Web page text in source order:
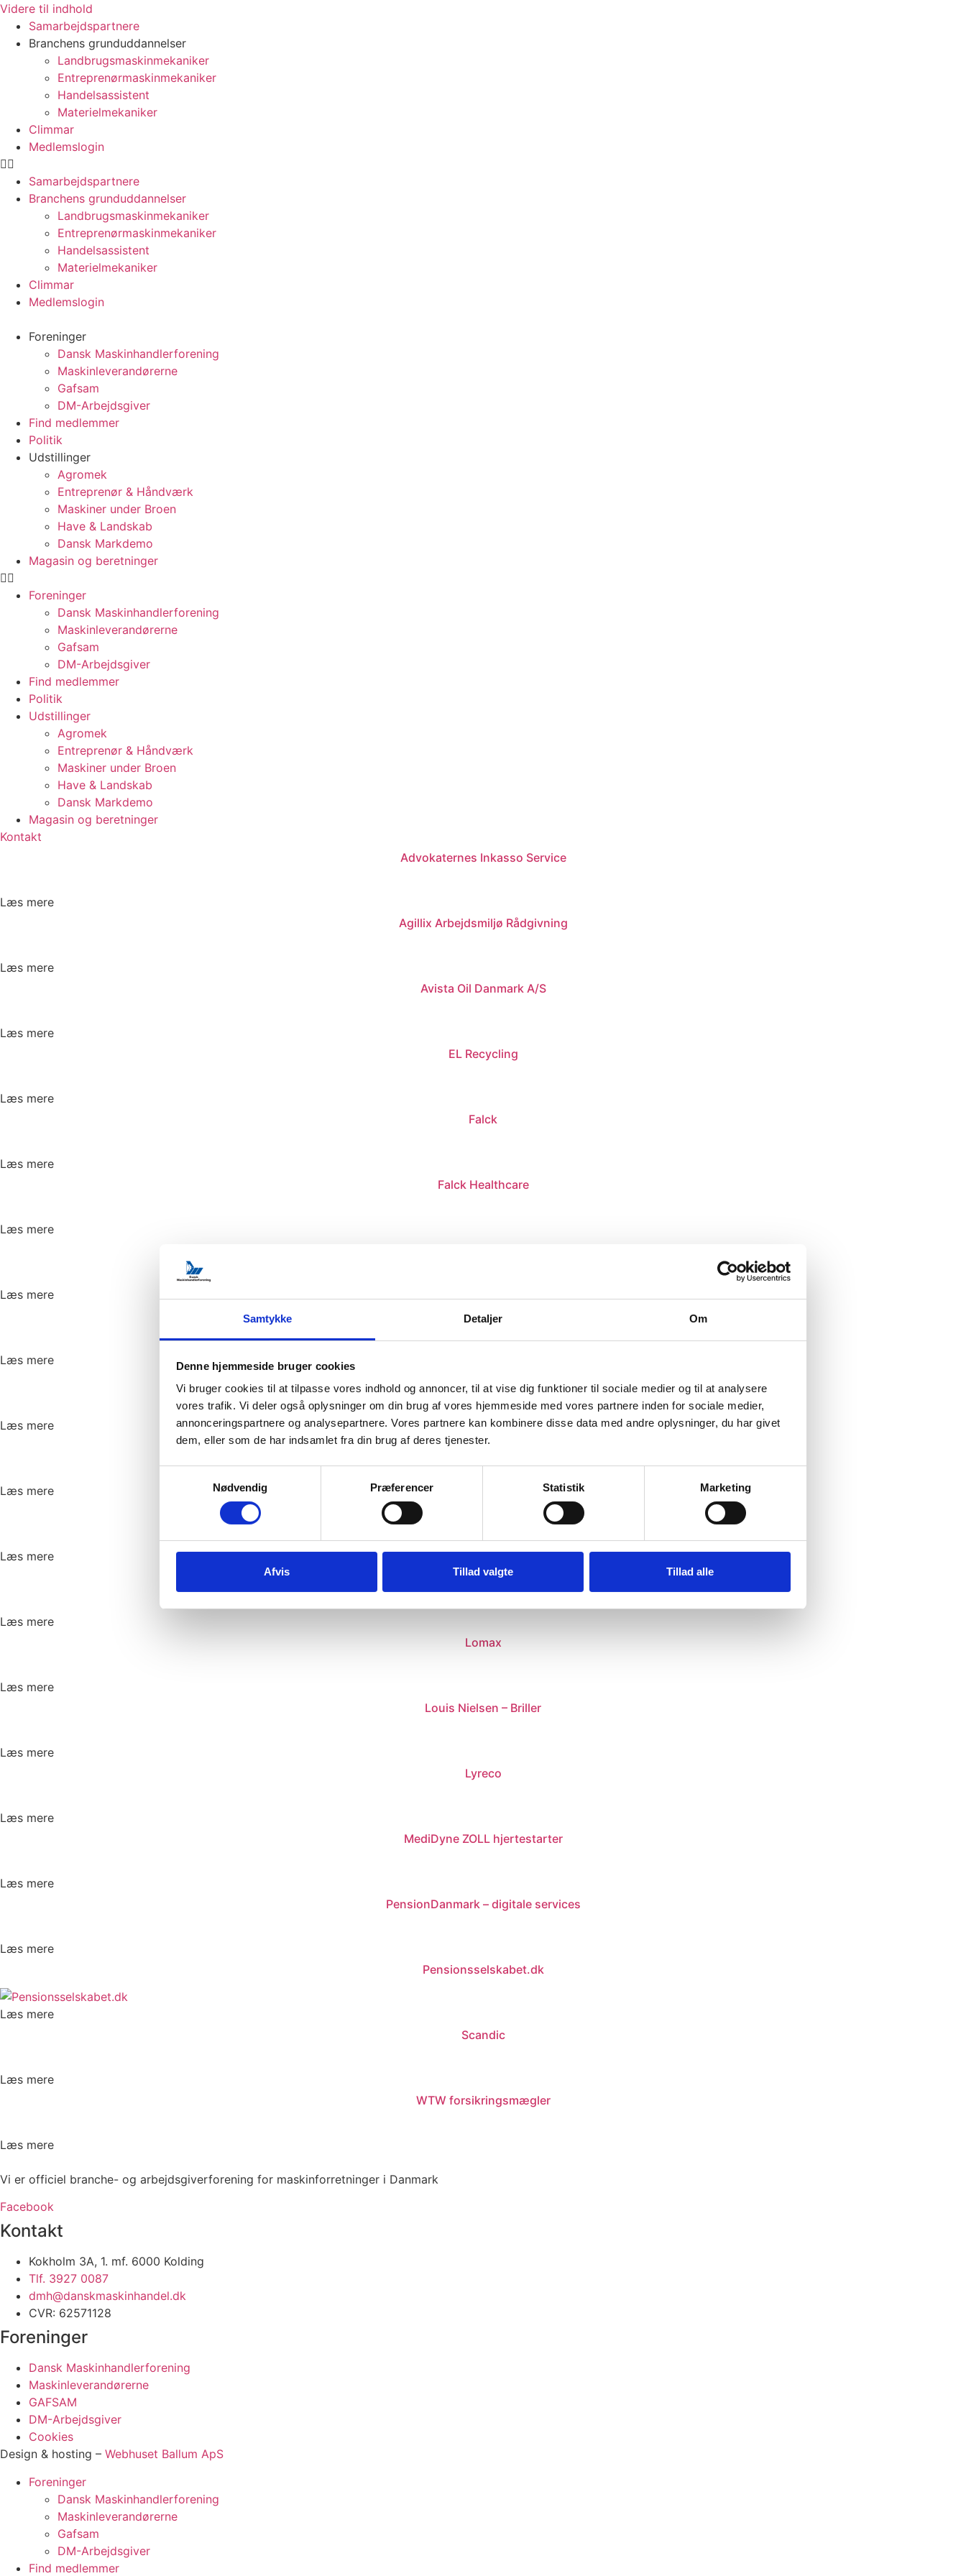
Samtykke Detaljer Om
Denne hjemmeside bruger cookies
Vi bruger cookies til at tilpasse vores indhold og annoncer, til at vise dig funktioner til sociale medier og til at analysere
vores trafik. Vi deler også oplysninger om din brug af vores hjemmeside med vores partnere inden for sociale medier,
annonceringspartnere og analysepartnere. Vores partnere kan kombinere disse data med andre oplysninger, du har givet
dem, eller som de har indsamlet fra din brug af deres tjenester.
Nødvendig
Præferencer Statistik Marketing
Afvis Tillad valgte Tillad alle
Videre til indhold
Samarbejdspartnere
Branchens grunduddannelser
Landbrugsmaskinmekaniker
Entreprenørmaskinmekaniker
Handelsassistent
Materielmekaniker
Climmar
Medlemslogin
Samarbejdspartnere
Branchens grunduddannelser
Landbrugsmaskinmekaniker
Entreprenørmaskinmekaniker
Handelsassistent
Materielmekaniker
Climmar
Medlemslogin
Foreninger
Dansk Maskinhandlerforening
Maskinleverandørerne
Gafsam
DM-Arbejdsgiver
Find medlemmer
Politik
Udstillinger
Agromek
Entreprenør & Håndværk
Maskiner under Broen
Have & Landskab
Dansk Markdemo
Magasin og beretninger
Foreninger
Dansk Maskinhandlerforening
Maskinleverandørerne
Gafsam
DM-Arbejdsgiver
Find medlemmer
Politik
Udstillinger
Agromek
Entreprenør & Håndværk
Maskiner under Broen
Have & Landskab
Dansk Markdemo
Magasin og beretninger
Kontakt
Advokaternes Inkasso Service
Læs mere
Agillix Arbejdsmiljø Rådgivning
Læs mere
Avista Oil Danmark A/S
Læs mere
EL Recycling
Læs mere
Falck
Læs mere
Falck Healthcare
Læs mere
Læs mere
Jobilla
Læs mere
K. Thomsen Udbudsrådgivning
Læs mere
Kramp Danmark
Læs mere
Læs mere
Legal IT
Læs mere
Lomax
Læs mere
Louis Nielsen – Briller
Læs mere
Lyreco
Læs mere
MediDyne ZOLL hjertestarter
Læs mere
PensionDanmark – digitale services
Læs mere
Pensionsselskabet.dk
Læs mere
Scandic
Læs mere
WTW forsikringsmægler
Læs mere
Vi er officiel branche- og arbejdsgiverforening for maskinforretninger i Danmark
Facebook
Kontakt
Kokholm 3A, 1. mf. 6000 Kolding
Tlf. 3927 0087
dmh@danskmaskinhandel.dk
CVR: 62571128
Foreninger
Dansk Maskinhandlerforening
Maskinleverandørerne
GAFSAM
DM-Arbejdsgiver
Cookies
Design & hosting – Webhuset Ballum ApS
Foreninger
Dansk Maskinhandlerforening
Maskinleverandørerne
Gafsam
DM-Arbejdsgiver
Find medlemmer